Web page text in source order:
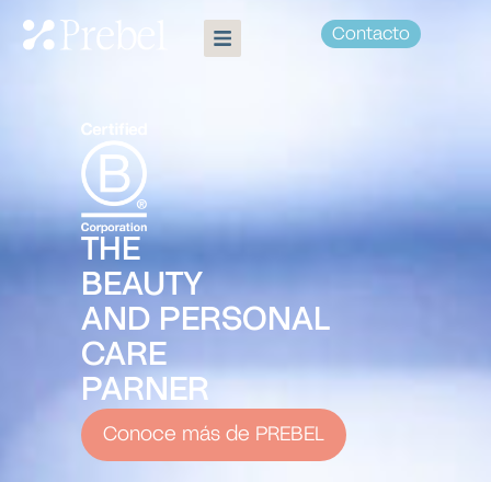
Contacto
THE
BEAUTY
AND PERSONAL
CARE
PARNER
Conoce más de PREBEL